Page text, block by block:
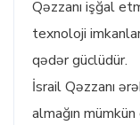
Qəzzanı işğal
texnoloji
qədər güclüdür.
İsrail Qəzzanı
almağın